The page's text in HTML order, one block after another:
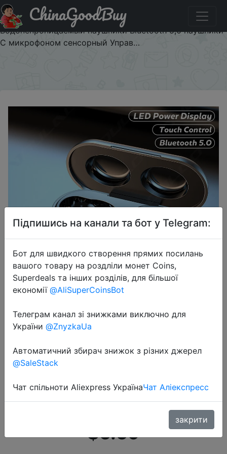
Придбати по знижці Наушники вкладыши TWS
Bluetooth Беспроводной спортивные наушники
Водонепроницаемый наушники Bluetooth 5,0 наушники
С микрофоном сенсорный Управ…
ChinaGoodBuy
2020-12-30
Наушники вкладыши TWS
спортивные наушники
Водонепроницаемый наушники
Bluetooth 5,0 наушники С
микрофоном сенсорный Управ…
$5.59
Підпишись на канали та бот у Telegram:
Бот для швидкого створення прямих посилань
вашого товару на роздліли монет Coins,
Superdeals та інших розділів, для більшої
економії @AliSuperCoinsBot
Телеграм канал зі знижками виключно для
України @ZnyzkaUa
Автоматичний збирач знижок з різних джерел
@SaleStack
Чат спільноти Aliexpress УкраїнаЧат Аліекспресс
закрити